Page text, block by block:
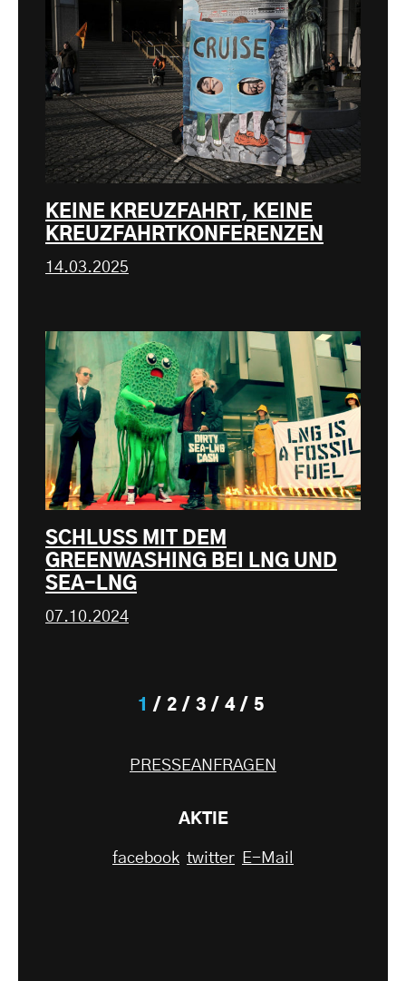
KEINE KREUZFAHRT, KEINE
KREUZFAHRTKONFERENZEN
14.03.2025
SCHLUSS MIT DEM
GREENWASHING BEI LNG UND
SEA-LNG
07.10.2024
1 2 3 4 5
PRESSEANFRAGEN
AKTIE
facebook twitter E-Mail